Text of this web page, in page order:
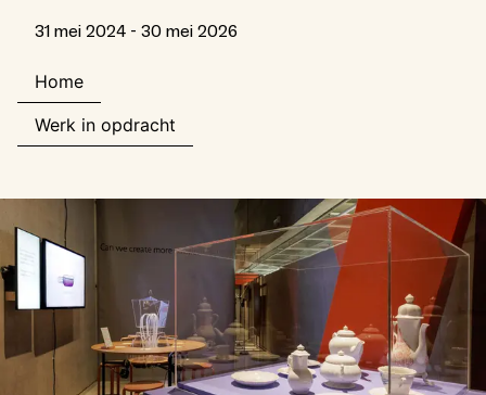
31 mei 2024 - 30 mei 2026
Home
Werk in opdracht